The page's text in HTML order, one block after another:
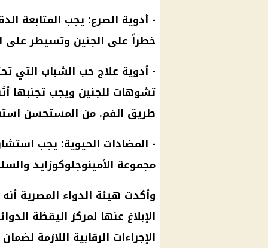
- أدوية الصرع: يجب المتابعة
خطراً على الجنين وتسيطر على
- أدوية علاج حب الشباب التي
تشوهات للجنين ويجب تجنبها
طريق الفم. من المستحسن
- المضادات الحيوية: يجب
مجموعة الأمينوجلوكوزايد
وأكدت هيئة الدواء المصرية
الإبلاغ عنها لمركز اليقظة
الإجراءات الرقابية اللازمة